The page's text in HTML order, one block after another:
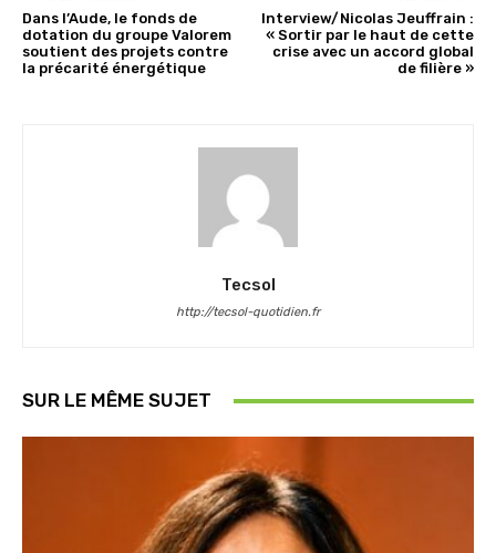
Dans l’Aude, le fonds de
dotation du groupe Valorem
soutient des projets contre
la précarité énergétique
Interview/Nicolas Jeuffrain :
« Sortir par le haut de cette
crise avec un accord global
de filière »
Tecsol
http://tecsol-quotidien.fr
SUR LE MÊME SUJET